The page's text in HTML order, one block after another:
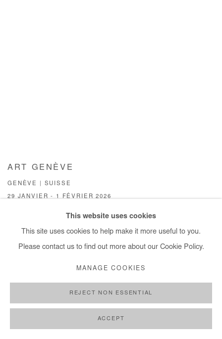
ART GENÈVE
GENÈVE | SUISSE
29 JANVIER - 1 FÉVRIER 2026
This website uses cookies
This site uses cookies to help make it more useful to you.
Please contact us to find out more about our Cookie Policy.
MANAGE COOKIES
REJECT NON ESSENTIAL
ACCEPT